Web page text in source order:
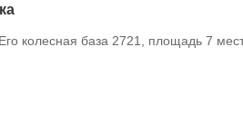
колесная база 2721, площадь 7